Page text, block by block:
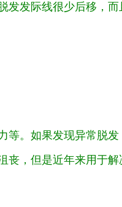
发发际线很少后移，而
等。如果发现异常脱发
丧，但是近年来用于解